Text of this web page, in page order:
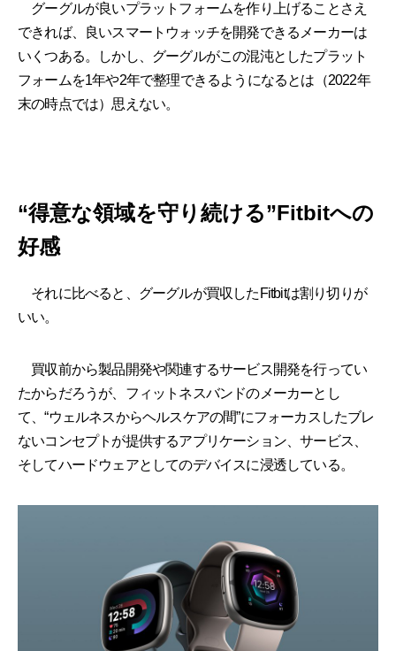
グーグルが良いプラットフォームを作り上げることさえ
できれば、良いスマートウォッチを開発できるメーカーは
いくつある。しかし、グーグルがこの混沌としたプラット
フォームを1年や2年で整理できるようになるとは（2022年
末の時点では）思えない。
“得意な領域を守り続ける”Fitbitへの
好感
それに比べると、グーグルが買収したFitbitは割り切りが
いい。
買収前から製品開発や関連するサービス開発を行ってい
たからだろうが、フィットネスバンドのメーカーとし
て、“ウェルネスからヘルスケアの間”にフォーカスしたブレ
ないコンセプトが提供するアプリケーション、サービス、
そしてハードウェアとしてのデバイスに浸透している。